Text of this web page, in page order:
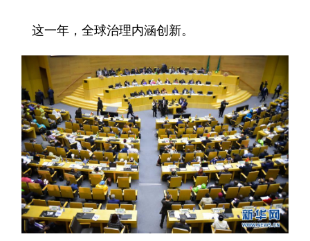
这一年，全球治理内涵创新。